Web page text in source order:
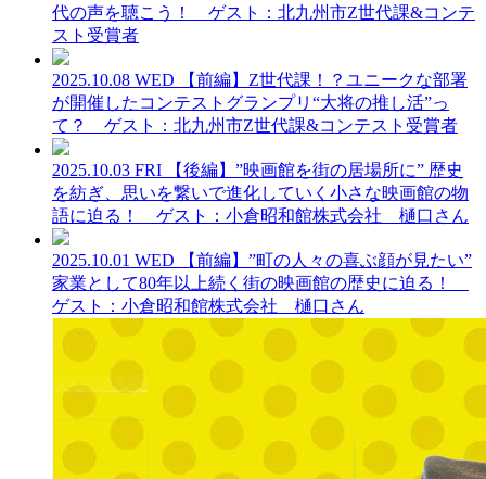
代の声を聴こう！ ゲスト：北九州市Z世代課&コンテ
スト受賞者
2025.10.08 WED 【前編】Z世代課！？ユニークな部署
が開催したコンテストグランプリ“大将の推し活”っ
て？ ゲスト：北九州市Z世代課&コンテスト受賞者
2025.10.03 FRI 【後編】”映画館を街の居場所に” 歴史
を紡ぎ、思いを繋いで進化していく小さな映画館の物
語に迫る！ ゲスト：小倉昭和館株式会社 樋口さん
2025.10.01 WED 【前編】”町の人々の喜ぶ顔が見たい”
家業として80年以上続く街の映画館の歴史に迫る！
ゲスト：小倉昭和館株式会社 樋口さん